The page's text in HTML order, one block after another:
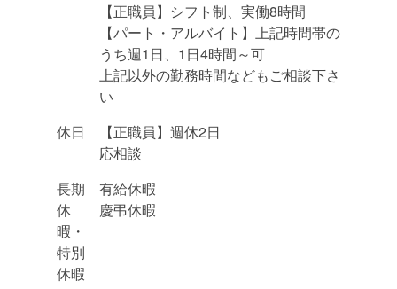
【正職員】シフト制、実働8時間
【パート・アルバイト】上記時間帯の
うち週1日、1日4時間～可
上記以外の勤務時間などもご相談下さ
い
休日
【正職員】週休2日
応相談
長期
休
暇・
特別
休暇
有給休暇
慶弔休暇